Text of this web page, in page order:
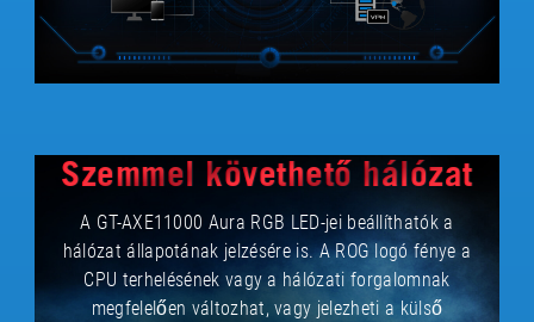
Szemmel követhető hálózat
A GT-AXE11000 Aura RGB LED-jei beállíthatók a
hálózat állapotának jelzésére is. A ROG logó fénye a
CPU terhelésének vagy a hálózati forgalomnak
megfelelően változhat, vagy jelezheti a külső